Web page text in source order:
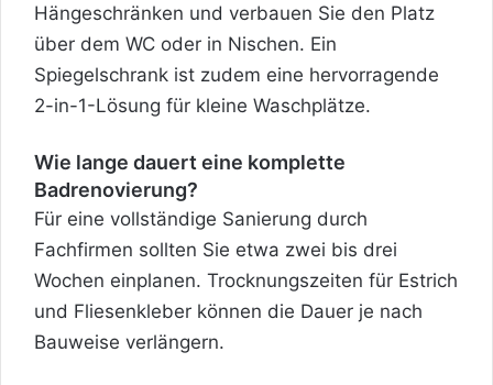
Hängeschränken und verbauen Sie den Platz
über dem WC oder in Nischen. Ein
Spiegelschrank ist zudem eine hervorragende
2-in-1-Lösung für kleine Waschplätze.
Wie lange dauert eine komplette
Badrenovierung?
Für eine vollständige Sanierung durch
Fachfirmen sollten Sie etwa zwei bis drei
Wochen einplanen. Trocknungszeiten für Estrich
und Fliesenkleber können die Dauer je nach
Bauweise verlängern.